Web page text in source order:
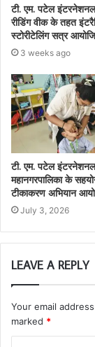
टी. एम. पटेल
रीडिंग वीक के तहत
स्टोरीटेलिंग सत्र
3 weeks ago
टी. एम. पटेल
महानगरपालिका के
टीकाकरण अभियान
July 3, 2026
LEAVE A REPLY
Your email
marked *